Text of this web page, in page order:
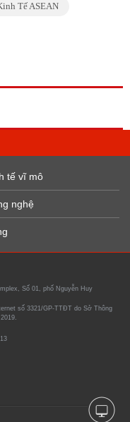
Tế ASEAN
tế vĩ mô
nghệ
Số 01, phố Nguyễn Huy
số 3321/GP-TTĐT do Sở Thông